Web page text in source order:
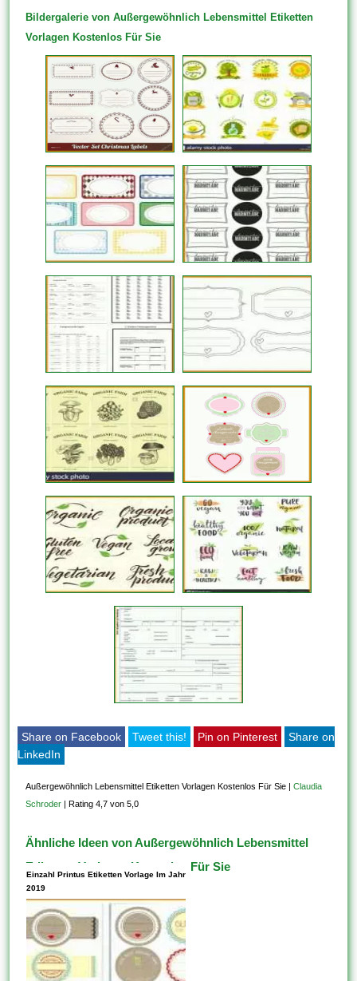
Bildergalerie von Außergewöhnlich Lebensmittel Etiketten
Vorlagen Kostenlos Für Sie
Share on Facebook Tweet this! Pin on Pinterest
Share on
LinkedIn
Außergewöhnlich Lebensmittel Etiketten Vorlagen Kostenlos Für Sie |Claudia
Schroder |Rating 4,7 von 5,0
Ähnliche Ideen von Außergewöhnlich Lebensmittel
Etiketten Vorlagen Kostenlos Für Sie
Einzahl Printus Etiketten Vorlage Im Jahr
2019